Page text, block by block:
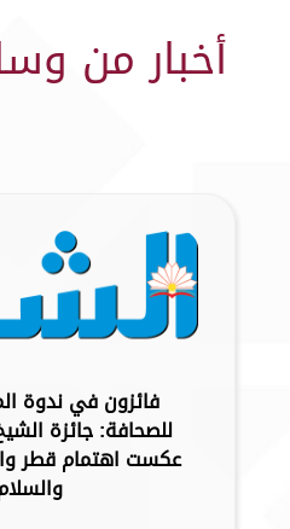
أخبار من
فائزون في ندوة
للصحافة: جائزة
عكست اهتمام قطر